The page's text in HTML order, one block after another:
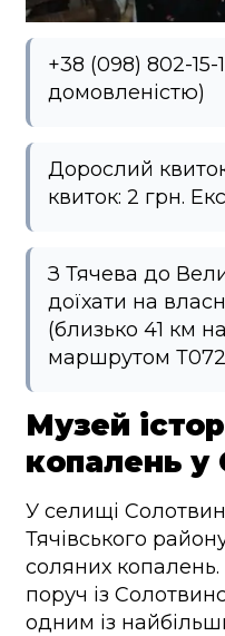
+38 (098) 802-
домовленістю)
Дорослий
квиток: 2 грн.
З Тячева до
доїхати на
(близько 41 км
маршрутом
Музей
копалень у
У селищі
Тячівського
соляних
поруч із
одним із